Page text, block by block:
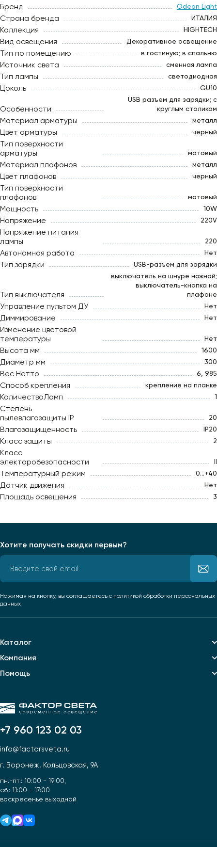
Бренд Odeon Light
Страна бренда ИТАЛИЯ
Коллекция HIGHTECH
Вид освещения Декоративное освещение
Тип по помещению в гостиную; в спальню
Источник света сменная лампа
Тип лампы светодиодная
Цоколь GU10
Особенности
USB разъем для зарядки; с
круглым столиком
Материал арматуры металл
Цвет арматуры черный
Тип поверхности
арматуры
матовый
Материал плафонов металл
Цвет плафонов черный
Тип поверхности
плафонов
матовый
Мощность 10W
Напряжение 220V
Напряжение питания
лампы
220
Автономная работа Нет
Тип зарядки USB-разъем для зарядки
Тип выключателя
выключатель на шнуре ножной;
выключатель-кнопка на
плафоне
Управление пультом ДУ Нет
Диммирование Нет
Изменение цветовой
температуры
Нет
Высота мм 1600
Диаметр мм 300
Вес Нетто 6, 985
Способ крепления крепление на планке
КоличествоЛамп 1
Степень
пылевлагозащиты IP
20
Влагозащищенность IP20
Класс защиты 2
Класс
электоробезопасности
II
Температурный режим 0...+40
Датчик движения Нет
Площадь освещения 3
+7 960 123 02 03
info@factorsveta.ru
г. Воронеж, Кольцовская, 9А
пн.-пт.: 10:00 - 19:00,
сб.: 11:00 - 17:00
воскресенье выходной
Каталог
Компания
Помощь
Хотите получать скидки первым?
Нажимая на кнопку, вы соглашаетесь с политикой обработки персональных
данных